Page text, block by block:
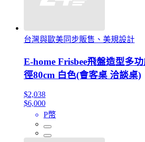
台灣與歐美同步販售、美規設計
E-home Frisbee飛盤造型多
徑80cm 白色(會客桌 洽談桌)
$2,038
$6,000
P幣